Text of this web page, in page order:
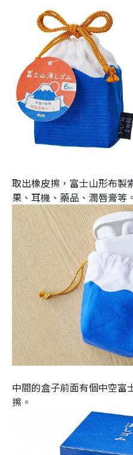
取出橡皮擦，富士山形布製
果、耳機、藥品、潤唇膏等。
中間的盒子前面有個中空富
擦。